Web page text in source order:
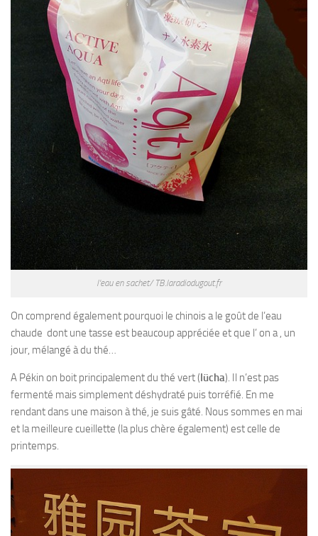
l'eau en sachet/ TB.laradiodugout.fr
On comprend également pourquoi le chinois a le goût de l’eau
chaude dont une tasse est beaucoup appréciée et que l’ on a , un
jour, mélangé à du thé…
A Pékin on boit principalement du thé vert ( Iücha). Il n’est pas
fermenté mais simplement déshydraté puis torréfié. En me
rendant dans une maison à thé, je suis gâté. Nous sommes en mai
et la meilleure cueillette (la plus chère également) est celle de
printemps.